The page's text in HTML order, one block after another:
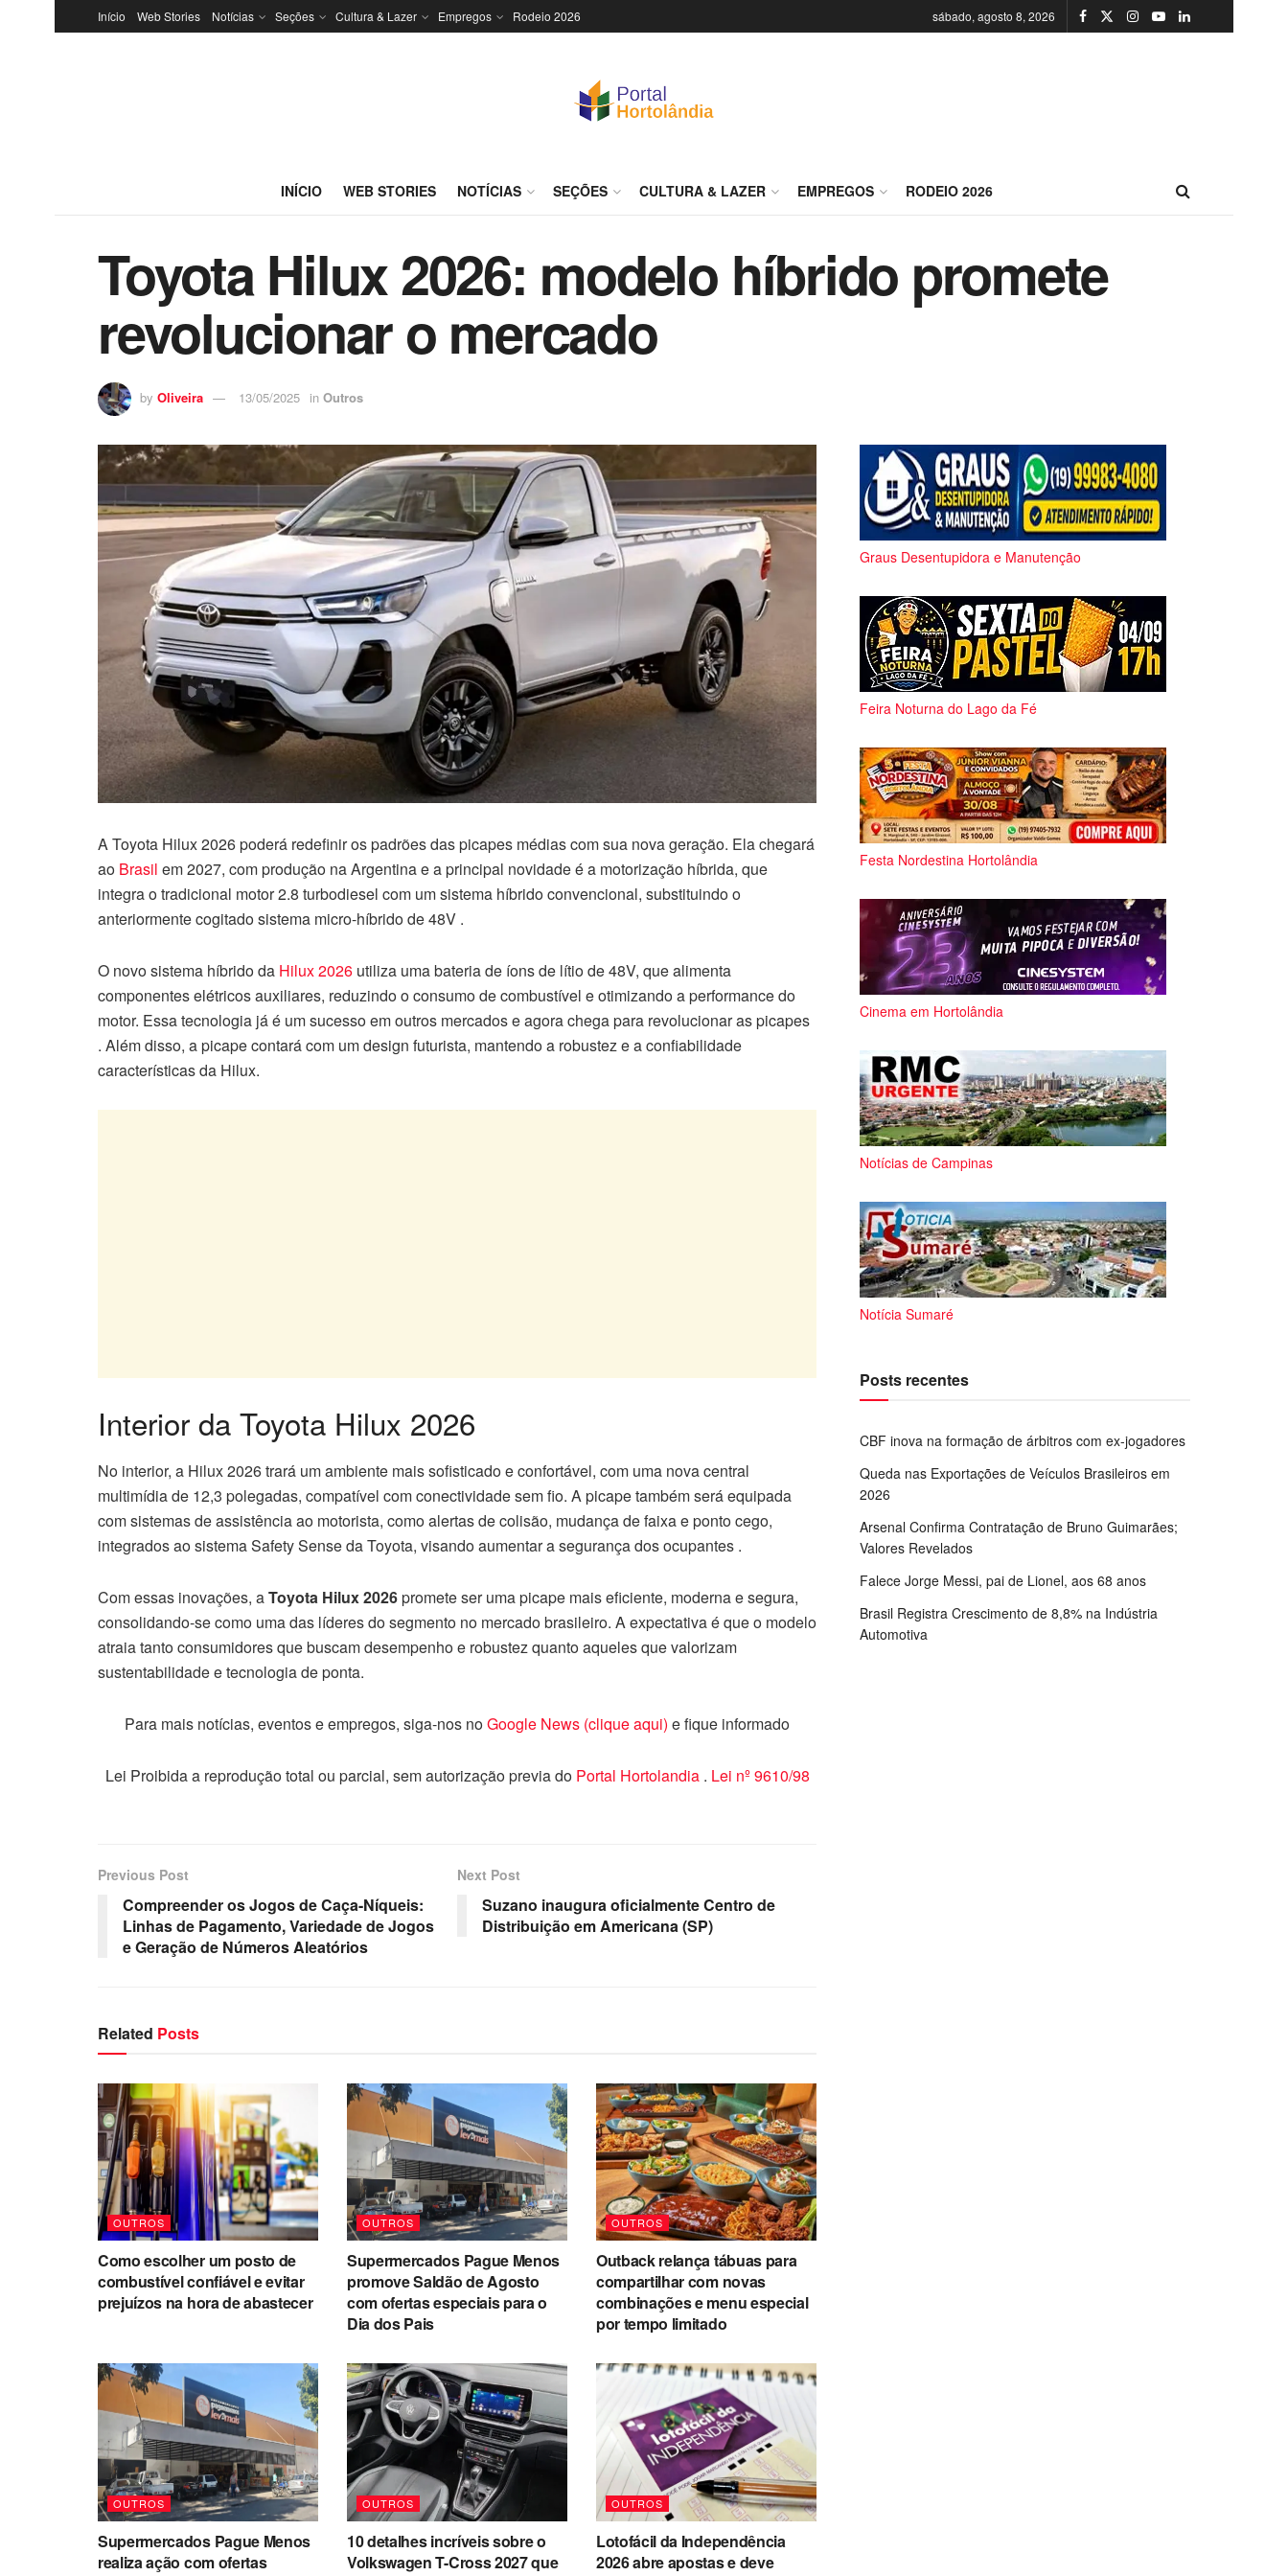
Início Web Stories Notícias Seções Cultura & Lazer Empregos Rodeio 2026 sábado, agosto 8, 2026
INÍCIO WEB STORIES NOTÍCIAS SEÇÕES CULTURA & LAZER EMPREGOS RODEIO 2026
Toyota Hilux 2026: modelo híbrido promete
revolucionar o mercado
by Oliveira 13/05/2025 in Outros
A Toyota Hilux 2026 poderá redefinir os padrões das picapes médias com sua nova geração. Ela chegará
ao Brasil em 2027, com produção na Argentina e a principal novidade é a motorização híbrida, que
integra o tradicional motor 2.8 turbodiesel com um sistema híbrido convencional, substituindo o
anteriormente cogitado sistema micro-híbrido de 48V .
O novo sistema híbrido da Hilux 2026 utiliza uma bateria de íons de lítio de 48V, que alimenta
componentes elétricos auxiliares, reduzindo o consumo de combustível e otimizando a performance do
motor. Essa tecnologia já é um sucesso em outros mercados e agora chega para revolucionar as picapes
. Além disso, a picape contará com um design futurista, mantendo a robustez e a confiabilidade
características da Hilux.
Interior da Toyota Hilux 2026
No interior, a Hilux 2026 trará um ambiente mais sofisticado e confortável, com uma nova central
multimídia de 12,3 polegadas, compatível com conectividade sem fio. A picape também será equipada
com sistemas de assistência ao motorista, como alertas de colisão, mudança de faixa e ponto cego,
integrados ao sistema Safety Sense da Toyota, visando aumentar a segurança dos ocupantes .
Com essas inovações, aToyota Hilux 2026promete ser uma picape mais eficiente, moderna e segura,
consolidando-se como uma das líderes do segmento no mercado brasileiro. A expectativa é que o modelo
atraia tanto consumidores que buscam desempenho e robustez quanto aqueles que valorizam
sustentabilidade e tecnologia de ponta.
Para mais notícias, eventos e empregos, siga-nos noGoogle News (clique aqui) e fique informado
Lei Proibida a reprodução total ou parcial, sem autorização previa do Portal Hortolandia . Lei nº 9610/98
Previous Post
Compreender os Jogos de Caça-Níqueis:
Linhas de Pagamento, Variedade de Jogos
e Geração de Números Aleatórios
Next Post
Suzano inaugura oficialmente Centro de
Distribuição em Americana (SP)
Related Posts
OUTROS
Como escolher um posto de
combustível confiável e evitar
prejuízos na hora de abastecer
OUTROS
Supermercados Pague Menos
promove Saldão de Agosto
com ofertas especiais para o
Dia dos Pais
OUTROS
Outback relança tábuas para
compartilhar com novas
combinações e menu especial
por tempo limitado
OUTROS
Supermercados Pague Menos
realiza ação com ofertas
OUTROS
10 detalhes incríveis sobre o
Volkswagen T-Cross 2027 que
OUTROS
Lotofácil da Independência
2026 abre apostas e deve
Graus Desentupidora e Manutenção
Feira Noturna do Lago da Fé
Festa Nordestina Hortolândia
Cinema em Hortolândia
Notícias de Campinas
Notícia Sumaré
Posts recentes
CBF inova na formação de árbitros com ex-jogadores
Queda nas Exportações de Veículos Brasileiros em
2026
Arsenal Confirma Contratação de Bruno Guimarães;
Valores Revelados
Falece Jorge Messi, pai de Lionel, aos 68 anos
Brasil Registra Crescimento de 8,8% na Indústria
Automotiva